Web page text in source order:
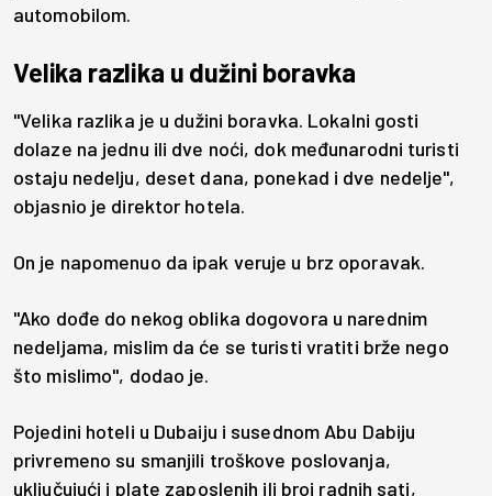
automobilom.
Velika razlika u dužini boravka
"Velika razlika je u dužini boravka. Lokalni gosti
dolaze na jednu ili dve noći, dok međunarodni turisti
ostaju nedelju, deset dana, ponekad i dve nedelje",
objasnio je direktor hotela.
On je napomenuo da ipak veruje u brz oporavak.
"Ako dođe do nekog oblika dogovora u narednim
nedeljama, mislim da će se turisti vratiti brže nego
što mislimo", dodao je.
Pojedini hoteli u Dubaiju i susednom Abu Dabiju
privremeno su smanjili troškove poslovanja,
uključujući i plate zaposlenih ili broj radnih sati,